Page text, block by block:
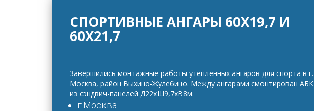
СПОРТИВНЫЕ АНГАРЫ 60Х19,7 И
60Х21,7
Завершились монтажные работы утепленных ангаров для спорта в г.
Москва, район Выхино-Жулебино. Между ангарами смонтирован АБК
из сэндвич-панелей Д22хШ9,7хВ8м.
г.Москва